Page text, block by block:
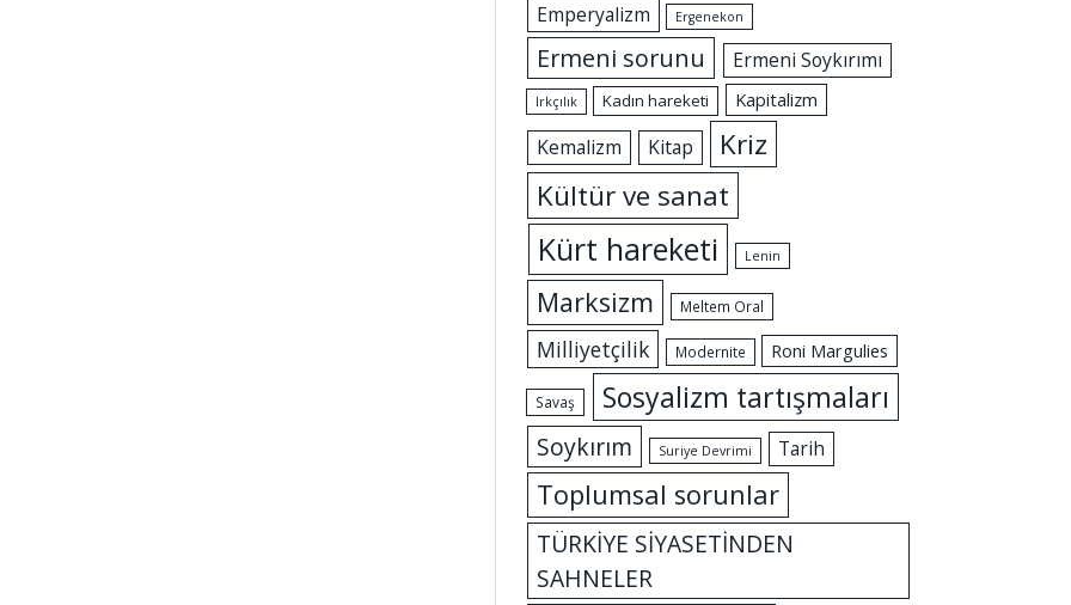
Emperyalizm Ergenekon
Ermeni sorunu Ermeni Soykırımı
Irkçılık Kadın hareketi Kapitalizm
Kemalizm Kitap
Kriz
Kültür ve sanat
Kürt hareketi Lenin
Marksizm Meltem Oral
Milliyetçilik Modernite Roni Margulies
Savaş Sosyalizm tartışmaları
Soykırım Suriye Devrimi Tarih
Toplumsal sorunlar
TÜRKİYE SİYASETİNDEN
SAHNELER